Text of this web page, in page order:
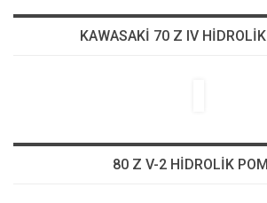
KAWASAKİ 70 Z IV
80 Z V-2 HİDROLİK